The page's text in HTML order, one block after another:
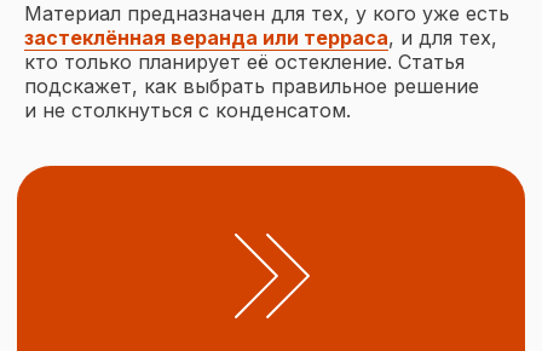
Материал предназначен для тех, у кого уже есть
застеклённая веранда или терраса, и для тех,
кто только планирует её остекление. Статья
подскажет, как выбрать правильное решение
и не столкнуться с конденсатом.